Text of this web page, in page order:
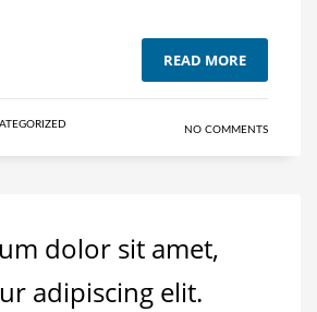
READ MORE
NO COMMENTS
dolor sit amet,
adipiscing elit.